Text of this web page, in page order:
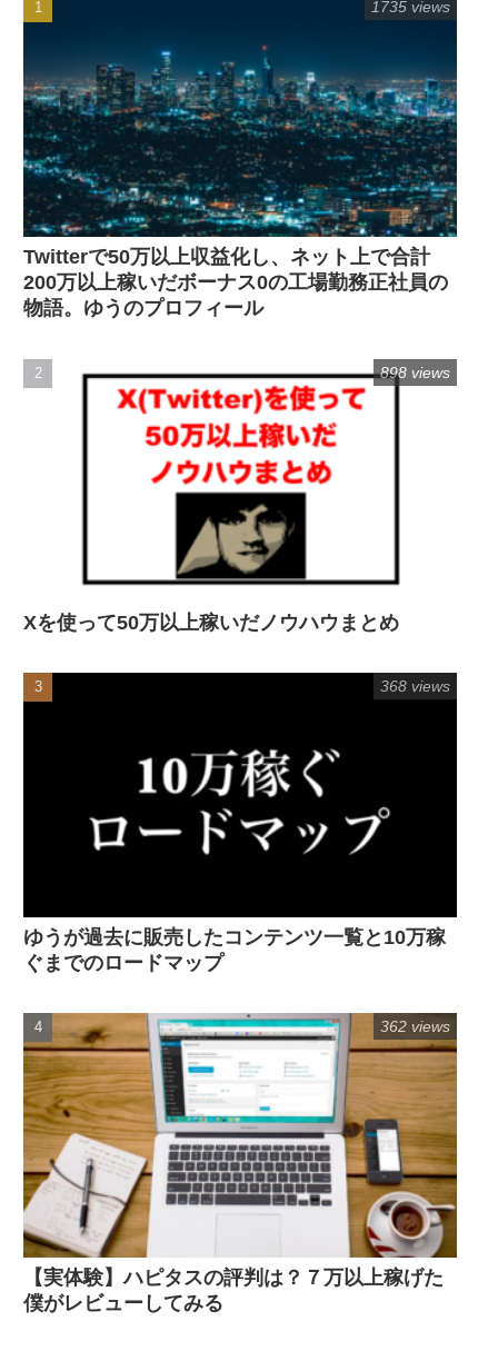
Twitterで50万以上収益化し、ネット上で合計
200万以上稼いだボーナス0の工場勤務正社員の
物語。ゆうのプロフィール
1735 views
Xを使って50万以上稼いだノウハウまとめ
898 views
ゆうが過去に販売したコンテンツ一覧と10万稼
ぐまでのロードマップ
368 views
【実体験】ハピタスの評判は？７万以上稼げた
僕がレビューしてみる
362 views